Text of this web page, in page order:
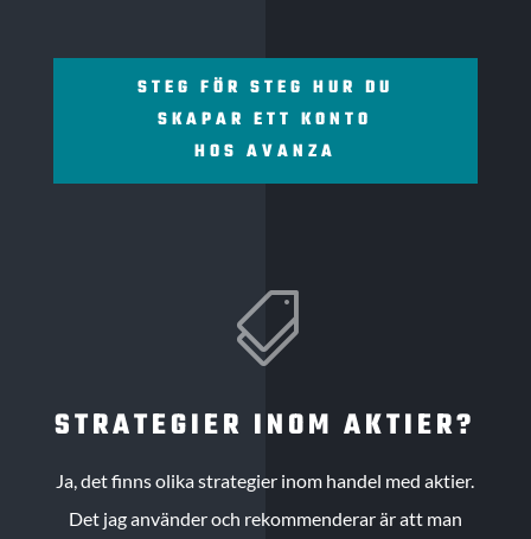
STEG FÖR STEG HUR DU
SKAPAR ETT KONTO
HOS AVANZA

STRATEGIER INOM AKTIER?
Ja, det finns olika strategier inom handel med aktier.
Det jag använder och rekommenderar är att man